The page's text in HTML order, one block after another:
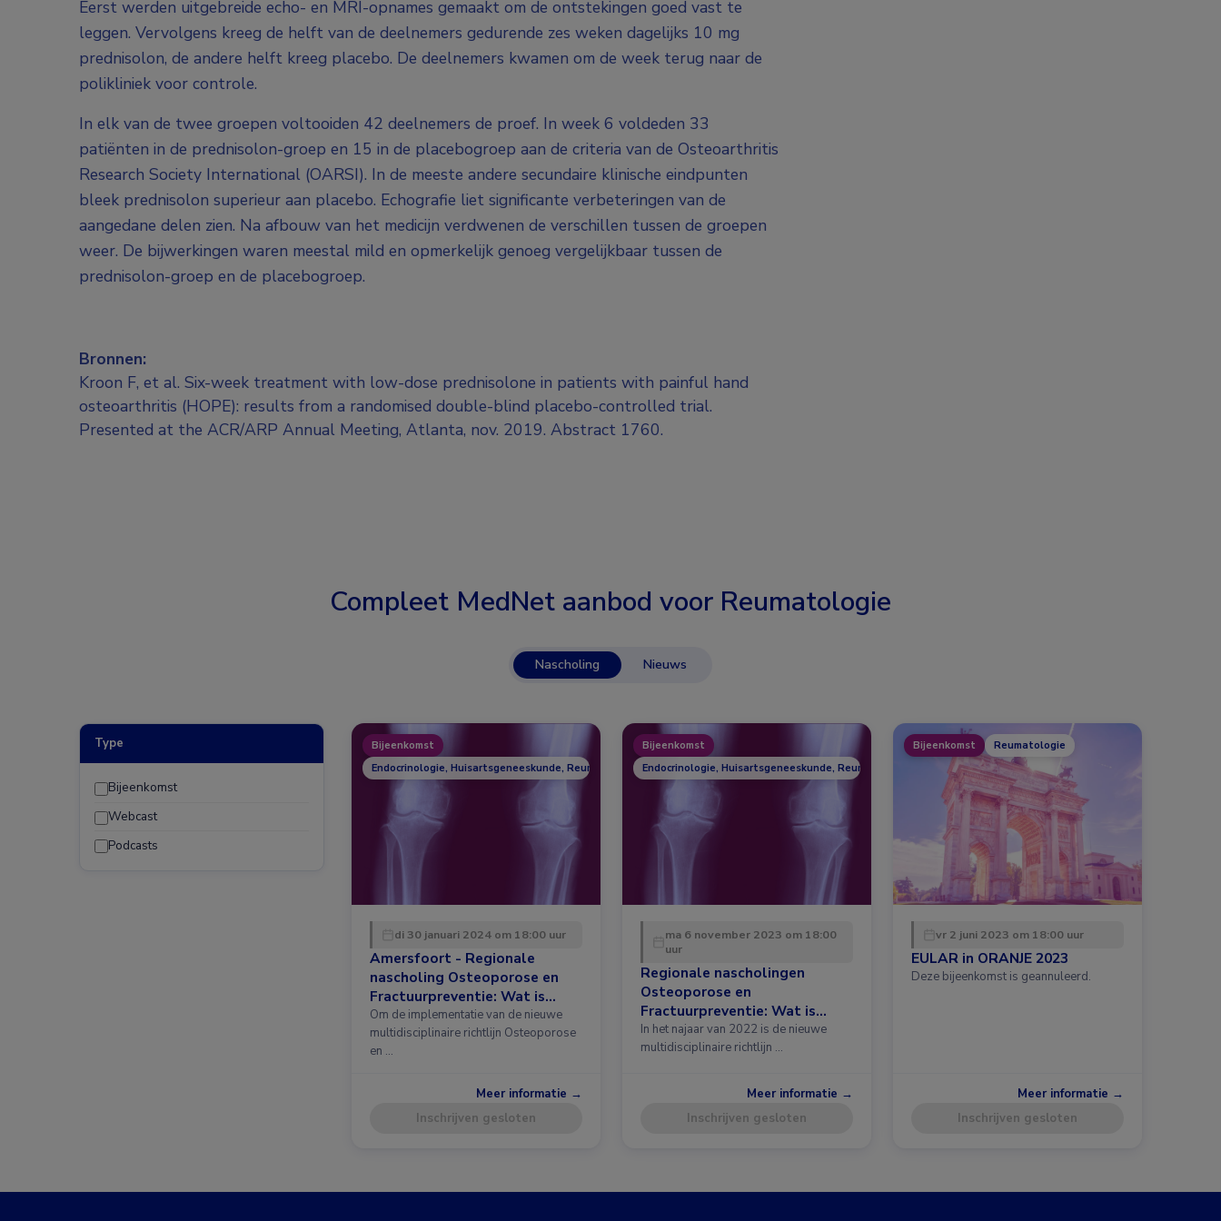
Eerst werden uitgebreide echo- en MRI-opnames gemaakt om de ontstekingen goed vast te
leggen. Vervolgens kreeg de helft van de deelnemers gedurende zes weken dagelijks 10 mg
prednisolon, de andere helft kreeg placebo. De deelnemers kwamen om de week terug naar de
polikliniek voor controle.
In elk van de twee groepen voltooiden 42 deelnemers de proef. In week 6 voldeden 33
patiënten in de prednisolon-groep en 15 in de placebogroep aan de criteria van de Osteoarthritis
Research Society International (OARSI). In de meeste andere secundaire klinische eindpunten
bleek prednisolon superieur aan placebo. Echografie liet significante verbeteringen van de
aangedane delen zien. Na afbouw van het medicijn verdwenen de verschillen tussen de groepen
weer. De bijwerkingen waren meestal mild en opmerkelijk genoeg vergelijkbaar tussen de
prednisolon-groep en de placebogroep.
Bronnen:
Kroon F, et al. Six-week treatment with low-dose prednisolone in patients with painful hand
osteoarthritis (HOPE): results from a randomised double-blind placebo-controlled trial.
Presented at the ACR/ARP Annual Meeting, Atlanta, nov. 2019. Abstract 1760.
Compleet MedNet aanbod voor Reumatologie
Nascholing Nieuws
Type
Bijeenkomst
Webcast
Podcasts
Bijeenkomst
Endocrinologie, Huisartsgeneeskunde, Reumatologie
di 30 januari 2024 om 18:00 uur
Amersfoort - Regionale
nascholing Osteoporose en
Fractuurpreventie: Wat is
nieuw in de richtlijn?
Om de implementatie van de nieuwe
multidisciplinaire richtlijn Osteoporose
en …
Meer informatie →
Inschrijven gesloten
Bijeenkomst
Endocrinologie, Huisartsgeneeskunde, Reumatologie
ma 6 november 2023 om 18:00
uur
Regionale nascholingen
Osteoporose en
Fractuurpreventie: Wat is
nieuw in de richtlijn?
In het najaar van 2022 is de nieuwe
multidisciplinaire richtlijn …
Meer informatie →
Inschrijven gesloten
Bijeenkomst Reumatologie
vr 2 juni 2023 om 18:00 uur
EULAR in ORANJE 2023
Deze bijeenkomst is geannuleerd.
Meer informatie →
Inschrijven gesloten